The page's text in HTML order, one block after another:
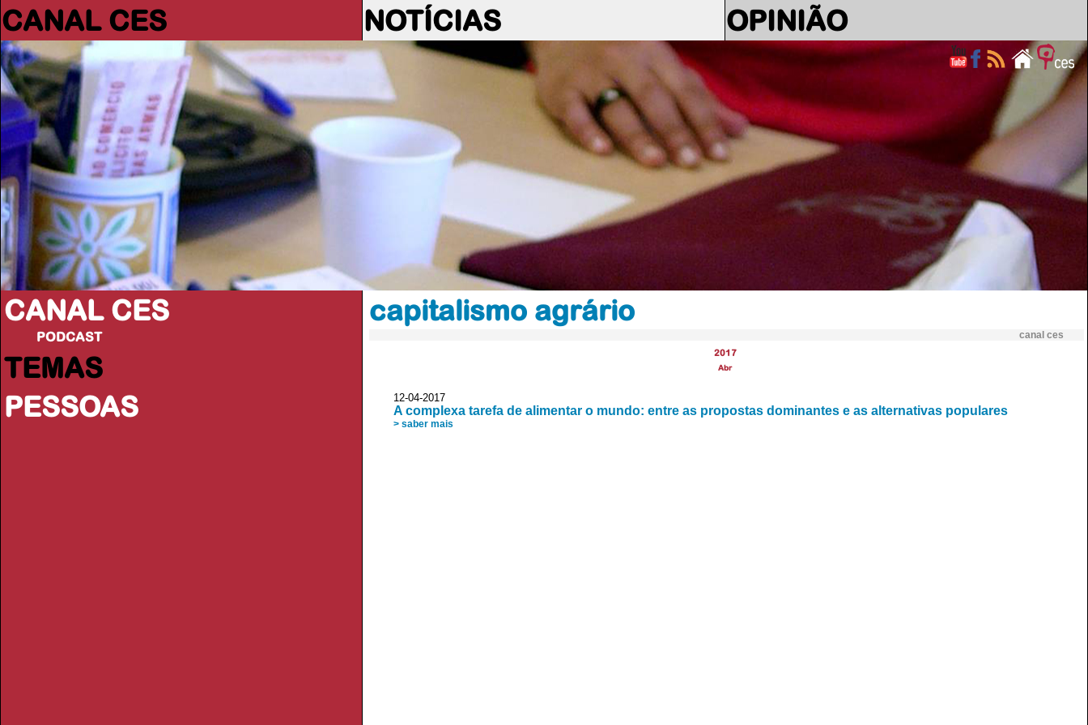
CANAL CES NOTÍCIAS OPINIÃO
CANAL CES
PODCAST
TEMAS
PESSOAS
capitalismo agrário
canal ces
2017
Abr
12-04-2017
A complexa tarefa de alimentar o mundo: entre as propostas dominantes e as alternativas populares
> saber mais